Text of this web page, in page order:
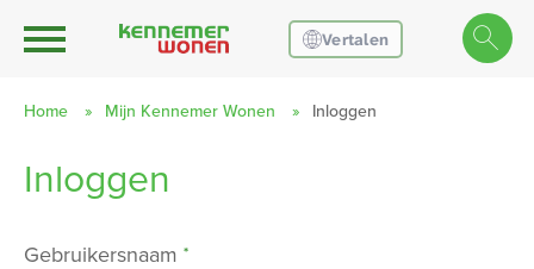
Naar hoofdinhoud
Naar hoofdnavigatiemenu
Naar zoeken
Naar de homepage
Ga naar Hoofd Vertalen
Home Mijn Kennemer Wonen Inloggen
Inloggen
Gebruikersnaam *